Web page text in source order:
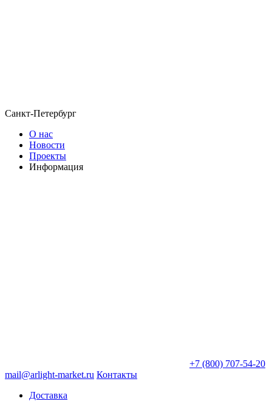
Санкт-Петербург
О нас
Новости
Проекты
Информация
+7 (800) 707-54-20
mail@arlight-market.ru Контакты
Доставка